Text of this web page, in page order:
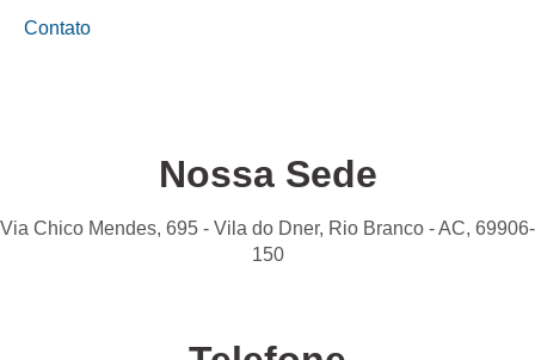
Contato
Nossa Sede
Via Chico Mendes, 695 - Vila do Dner, Rio Branco - AC, 69906-
150